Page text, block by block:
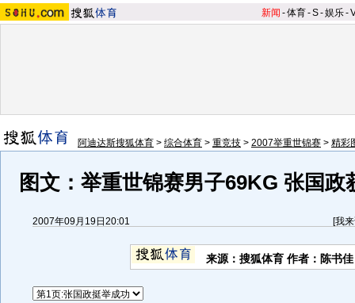
新闻 -体育-S-娱乐-
阿迪达斯搜狐体育 > 综合体育 > 重竞技 > 2007举重世锦赛 > 精彩
图文：举重世锦赛男子69KG 张国政
2007年09月19日20:01 [我
来源：搜狐体育 作者：陈书佳